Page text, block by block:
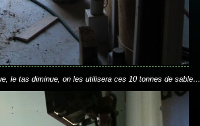
le tas diminue, on les utilisera ces 10 tonnes de sable…